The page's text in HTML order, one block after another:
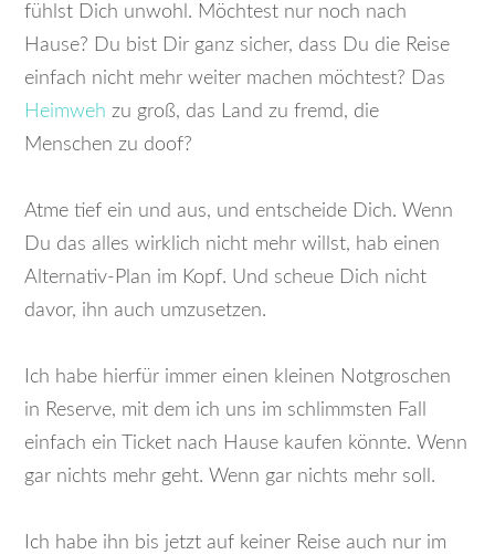
fühlst Dich unwohl. Möchtest nur noch nach
Hause? Du bist Dir ganz sicher, dass Du die Reise
einfach nicht mehr weiter machen möchtest? Das
Heimweh zu groß, das Land zu fremd, die
Menschen zu doof?
Atme tief ein und aus, und entscheide Dich. Wenn
Du das alles wirklich nicht mehr willst, hab einen
Alternativ-Plan im Kopf. Und scheue Dich nicht
davor, ihn auch umzusetzen.
Ich habe hierfür immer einen kleinen Notgroschen
in Reserve, mit dem ich uns im schlimmsten Fall
einfach ein Ticket nach Hause kaufen könnte. Wenn
gar nichts mehr geht. Wenn gar nichts mehr soll.
Ich habe ihn bis jetzt auf keiner Reise auch nur im